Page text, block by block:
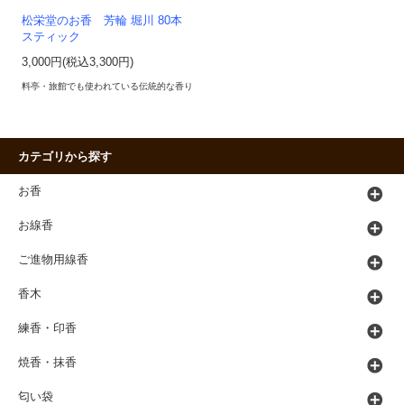
松栄堂のお香 芳輪 堀川 80本
スティック
3,000円(税込3,300円)
料亭・旅館でも使われている伝統的な香り
カテゴリから探す
お香
お線香
ご進物用線香
香木
練香・印香
焼香・抹香
匂い袋